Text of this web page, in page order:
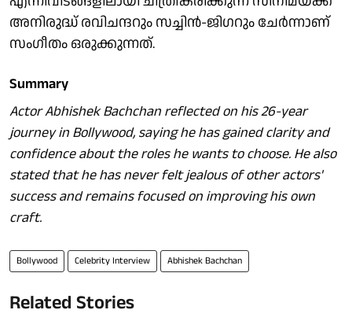
അനിരുദ്ധ് രവിചന്ദറും സച്ചിൻ-ജിഗറും ചേർന്നാണ്
സംഗീതം ഒരുക്കുന്നത്.
Summary
Actor Abhishek Bachchan reflected on his 26-year
journey in Bollywood, saying he has gained clarity and
confidence about the roles he wants to choose. He also
stated that he has never felt jealous of other actors'
success and remains focused on improving his own
craft.
Bollywood Celebrity Interview Abhishek Bachchan
Related Stories